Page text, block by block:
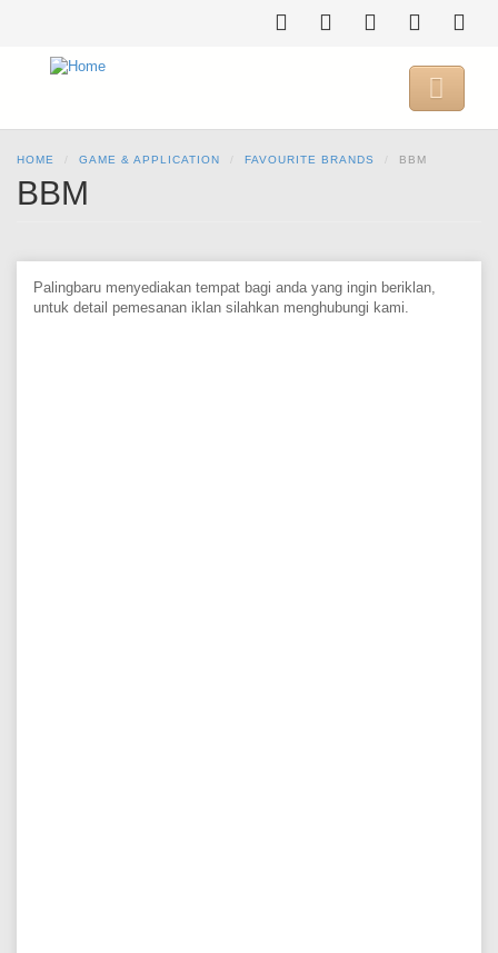

HOME GAME & APPLICATION FAVOURITE BRANDS BBM
BBM
Palingbaru menyediakan tempat bagi anda yang ingin beriklan,
untuk detail pemesanan iklan silahkan menghubungi kami.